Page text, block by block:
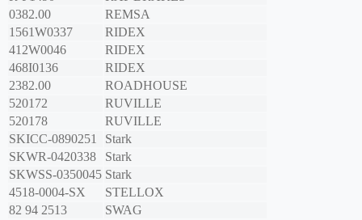
0382.00
REMSA
1561W0337
RIDEX
412W0046
RIDEX
468I0136
RIDEX
2382.00
ROADHOUSE
520172
RUVILLE
520178
RUVILLE
SKICC-0890251
Stark
SKWR-0420338
Stark
SKWSS-0350045 Stark
4518-0004-SX
STELLOX
82 94 2513
SWAG